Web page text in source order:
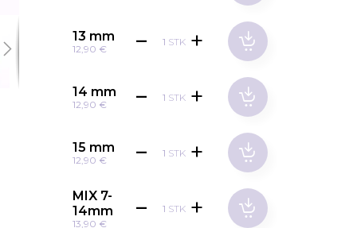
13 mm
12,90 €
STK
14 mm
12,90 €
STK
15 mm
12,90 €
STK
MIX 7-
14mm
13,90 €
STK